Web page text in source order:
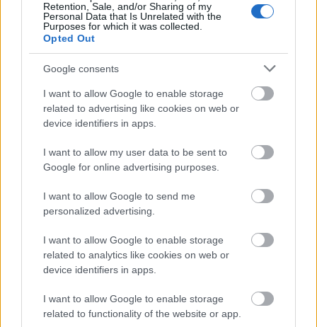
Retention, Sale, and/or Sharing of my
Personal Data that Is Unrelated with the
Purposes for which it was collected.
Opted Out
Google consents
I want to allow Google to enable storage
related to advertising like cookies on web or
device identifiers in apps.
I want to allow my user data to be sent to
Google for online advertising purposes.
I want to allow Google to send me
personalized advertising.
I want to allow Google to enable storage
related to analytics like cookies on web or
device identifiers in apps.
I want to allow Google to enable storage
related to functionality of the website or app.
σε περισσότερους από81.000 δικαιούχους
μέσω των προγραμματισμένων πληρωμών του
ΕΦΚΑκαι τηςΔΥΠΑ.
ΑΣΕΠ: Πιστοποίηση Αγγλικών σε
Πιστοποίηση Υπολογιστών σε 2
μέρες